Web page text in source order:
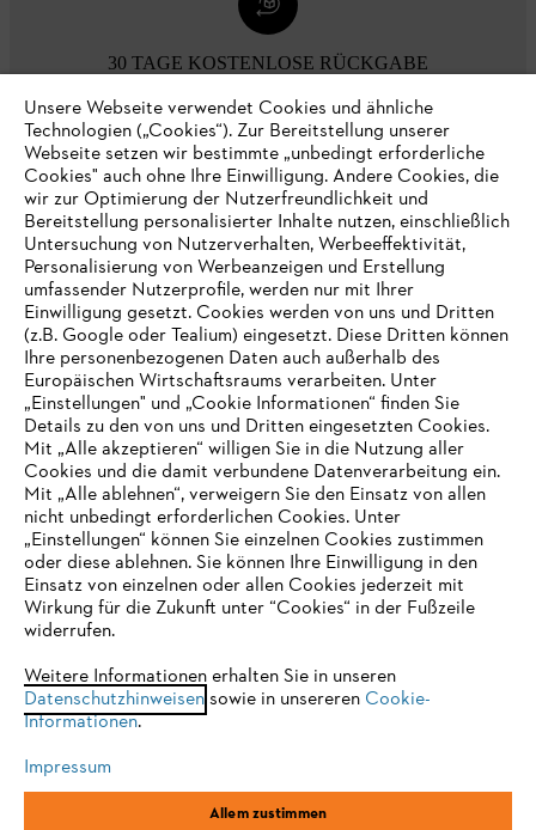
30 TAGE KOSTENLOSE RÜCKGABE
Zahlungsmöglichkeiten
Unternehmen
Online Shop
Service
Allgemeine Geschäftsbedingungen
Impressum Cookies Rechtliche Informationen
IHR BROWSER WIRD NICHT
UNTERSTÜTZT
eine optimale Nutzung unserer Seite empfehlen wir Ihnen, zu
einem der folgenden Browser zu wechseln:
Firefox Chrome
Unsere Webseite verwendet Cookies und ähnliche
Technologien („Cookies“). Zur Bereitstellung unserer
Webseite setzen wir bestimmte „unbedingt erforderliche
Cookies" auch ohne Ihre Einwilligung. Andere Cookies, die
wir zur Optimierung der Nutzerfreundlichkeit und
Bereitstellung personalisierter Inhalte nutzen, einschließlich
Untersuchung von Nutzerverhalten, Werbeeffektivität,
Personalisierung von Werbeanzeigen und Erstellung
umfassender Nutzerprofile, werden nur mit Ihrer
Einwilligung gesetzt. Cookies werden von uns und Dritten
(z.B. Google oder Tealium) eingesetzt. Diese Dritten können
Ihre personenbezogenen Daten auch außerhalb des
Europäischen Wirtschaftsraums verarbeiten. Unter
„Einstellungen" und „Cookie Informationen“ finden Sie
Details zu den von uns und Dritten eingesetzten Cookies.
Mit „Alle akzeptieren“ willigen Sie in die Nutzung aller
Cookies und die damit verbundene Datenverarbeitung ein.
Mit „Alle ablehnen“, verweigern Sie den Einsatz von allen
nicht unbedingt erforderlichen Cookies. Unter
„Einstellungen“ können Sie einzelnen Cookies zustimmen
oder diese ablehnen. Sie können Ihre Einwilligung in den
Einsatz von einzelnen oder allen Cookies jederzeit mit
Wirkung für die Zukunft unter “Cookies“ in der Fußzeile
widerrufen.
Weitere Informationen erhalten Sie in unseren
Datenschutzhinweisensowie in unsereren Cookie-
Informationen.
Impressum
Allem zustimmen